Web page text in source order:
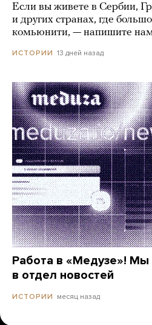
Если вы живете в Сербии,
и других странах, где
комьюнити, — напишите
ИСТОРИИ 13 дней назад
Работа в «Медузе»!
в отдел новостей
ИСТОРИИ месяц назад